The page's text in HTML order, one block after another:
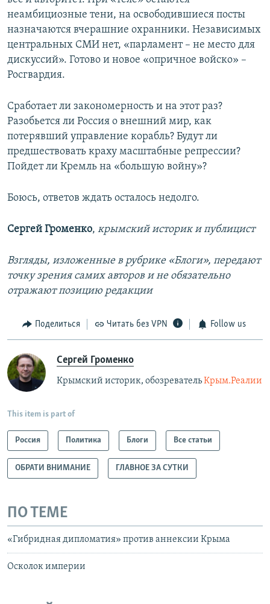
неамбициозные тени, на освободившиеся посты
назначаются вчерашние охранники. Независимых
центральных СМИ нет, «парламент – не место для
дискуссий». Готово и новое «опричное войско» –
Росгвардия.
Сработает ли закономерность и на этот раз?
Разобьется ли Россия о внешний мир, как
потерявший управление корабль? Будут ли
предшествовать краху масштабные репрессии?
Пойдет ли Кремль на «большую войну»?
Боюсь, ответов ждать осталось недолго.
Сергей Громенко, крымский историк и публицист
Взгляды, изложенные в рубрике «Блоги», передают
точку зрения самих авторов и не обязательно
отражают позицию редакции
Поделиться Читать без VPN Follow us
Сергей Громенко
Крымский историк, обозревательКрым.Реалии
This item is part of
Россия Политика Блоги Все статьи
ОБРАТИ ВНИМАНИЕ ГЛАВНОЕ ЗА СУТКИ
ПО ТЕМЕ
«Гибридная дипломатия» против аннексии Крыма
Осколок империи